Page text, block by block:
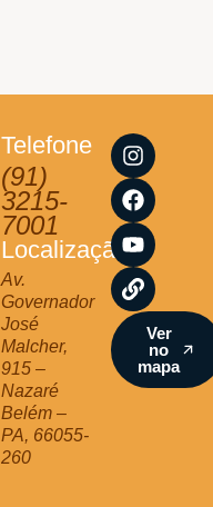
Telefone
(91)
3215-
7001
Localização
Av.
Governador
José
Malcher,
915 –
Nazaré
Belém –
PA, 66055-
260
I
n
s
t
a
g
r
a
m
F
a
c
e
b
o
o
k
Y
o
u
t
u
b
e
L
i
n
k
Ver
no
mapa